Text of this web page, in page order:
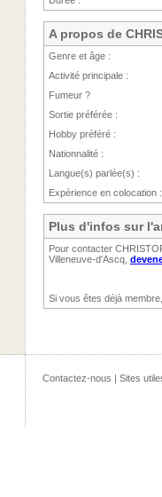
A propos de
Genre et âge :
Activité principale :
Fumeur ?
Sortie préférée :
Hobby préféré :
Nationnalité :
Langue(s) parlée(s) :
Expérience en colocation :
Plus d'infos sur
Pour contacter
Villeneuve-d'Ascq,
Si vous êtes déjà
Contactez-nous | Sites